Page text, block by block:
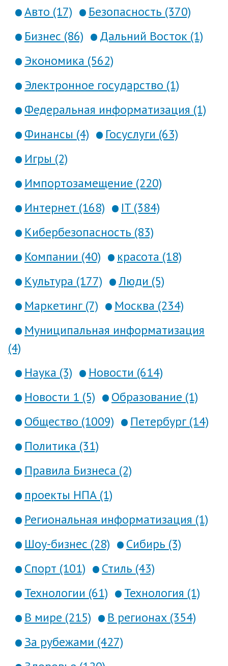
Авто (17)
Безопасность (370)
Бизнес (86)
Дальний Восток (1)
Экономика (562)
Электронное государство (1)
Федеральная информатизация (1)
Финансы (4)
Госуслуги (63)
Игры (2)
Импортозамещение (220)
Интернет (168)
IT (384)
Кибербезопасность (83)
Компании (40)
красота (18)
Культура (177)
Люди (5)
Маркетинг (7)
Москва (234)
Муниципальная информатизация
(4)
Наука (3)
Новости (614)
Новости 1 (5)
Образование (1)
Общество (1009)
Петербург (14)
Политика (31)
Правила Бизнеса (2)
проекты НПА (1)
Региональная информатизация (1)
Шоу-бизнес (28)
Сибирь (3)
Спорт (101)
Стиль (43)
Технологии (61)
Технология (1)
В мире (215)
В регионах (354)
За рубежами (427)